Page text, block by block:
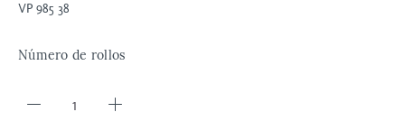
VP 985 38
Número de rollos